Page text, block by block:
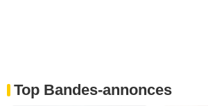
Top Bandes-annonces